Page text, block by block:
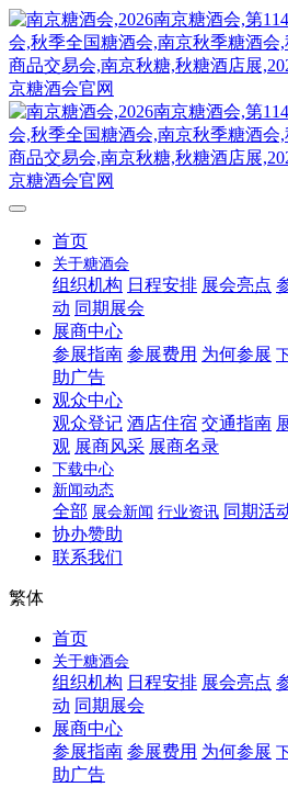
首页
关于糖酒会
组织机构 日程安排 展会亮点
动 同期展会
展商中心
参展指南 参展费用 为何参展
助广告
观众中心
观众登记 酒店住宿 交通指南
观 展商风采 展商名录
下载中心
新闻动态
全部 展会新闻 行业资讯 同期活
协办赞助
联系我们
繁体
首页
关于糖酒会
组织机构 日程安排 展会亮点
动 同期展会
展商中心
参展指南 参展费用 为何参展
助广告